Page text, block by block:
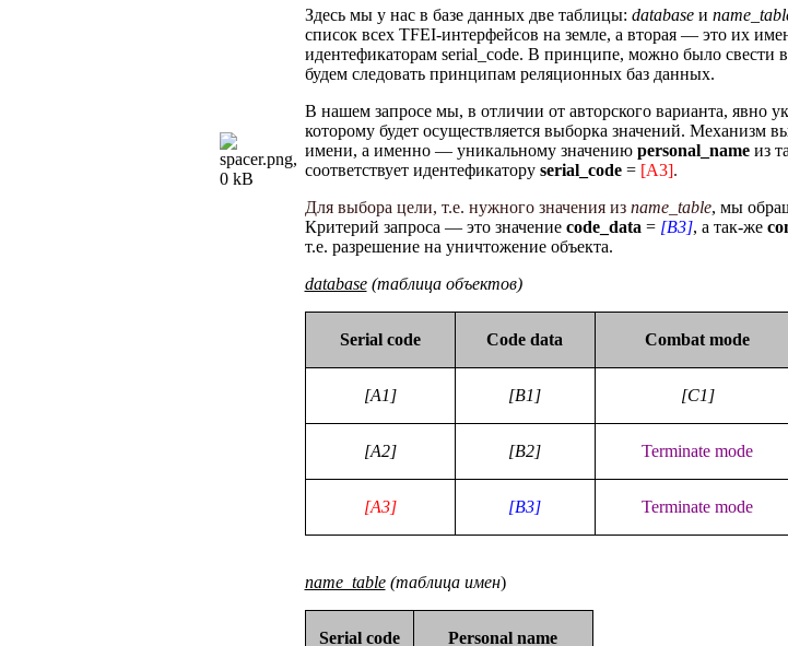
Здесь мы у нас в базе данных две таблицы: database и
список всех TFEI-интерфейсов на земле, а вторая — это их
идентефикаторам serial_code. В принципе, можно было свести
будем следовать принципам реляционных баз данных.
В нашем запросе мы, в отличии от авторского варианта, явно
которому будет осуществляется выборка значений. Механизм
имени, а именно — уникальному значению personal_nameиз
соответствует идентефикатору serial_code= [A3].
Для выбора цели, т.е. нужного значения из name_table, мы
Критерий запроса — это значение code_data = [B3], а так-же
т.е. разрешение на уничтожение объекта.
database(таблица объектов)
Serial code Code data Combat mode
[A1] [B1] [C1]
[A2] [B2] Terminate mode
[A3] [B3] Terminate mode
name_table (таблица имен)
Serial code Personal name